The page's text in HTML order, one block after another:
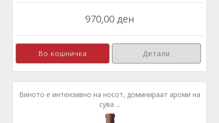
970,00 ден
Детали
Виното е интензивно на носот, доминираат ароми на
сува ...